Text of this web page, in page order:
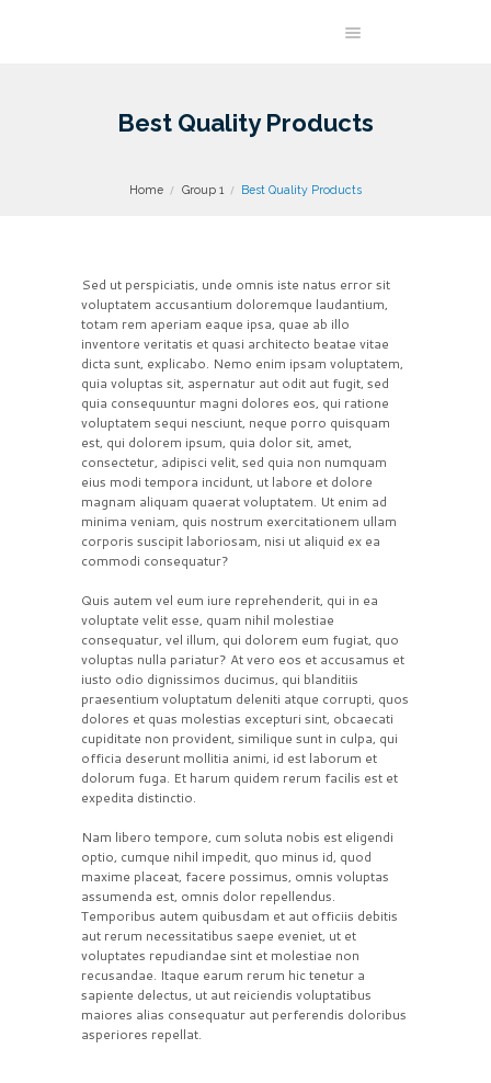
Best Quality Products
Home Group 1 Best Quality Products
Sed ut perspiciatis, unde omnis iste natus error sit
voluptatem accusantium doloremque laudantium,
totam rem aperiam eaque ipsa, quae ab illo
inventore veritatis et quasi architecto beatae vitae
dicta sunt, explicabo. Nemo enim ipsam voluptatem,
quia voluptas sit, aspernatur aut odit aut fugit, sed
quia consequuntur magni dolores eos, qui ratione
voluptatem sequi nesciunt, neque porro quisquam
est, qui dolorem ipsum, quia dolor sit, amet,
consectetur, adipisci velit, sed quia non numquam
eius modi tempora incidunt, ut labore et dolore
magnam aliquam quaerat voluptatem. Ut enim ad
minima veniam, quis nostrum exercitationem ullam
corporis suscipit laboriosam, nisi ut aliquid ex ea
commodi consequatur?
Quis autem vel eum iure reprehenderit, qui in ea
voluptate velit esse, quam nihil molestiae
consequatur, vel illum, qui dolorem eum fugiat, quo
voluptas nulla pariatur? At vero eos et accusamus et
iusto odio dignissimos ducimus, qui blanditiis
praesentium voluptatum deleniti atque corrupti, quos
dolores et quas molestias excepturi sint, obcaecati
cupiditate non provident, similique sunt in culpa, qui
officia deserunt mollitia animi, id est laborum et
dolorum fuga. Et harum quidem rerum facilis est et
expedita distinctio.
Nam libero tempore, cum soluta nobis est eligendi
optio, cumque nihil impedit, quo minus id, quod
maxime placeat, facere possimus, omnis voluptas
assumenda est, omnis dolor repellendus.
Temporibus autem quibusdam et aut officiis debitis
aut rerum necessitatibus saepe eveniet, ut et
voluptates repudiandae sint et molestiae non
recusandae. Itaque earum rerum hic tenetur a
sapiente delectus, ut aut reiciendis voluptatibus
maiores alias consequatur aut perferendis doloribus
asperiores repellat.